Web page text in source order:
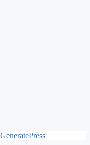
GeneratePress